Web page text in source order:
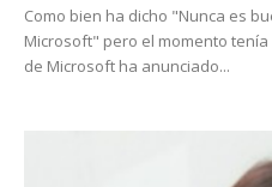
Como bien ha dicho "Nunca es
Microsoft" pero el momento
de Microsoft ha anunciado...